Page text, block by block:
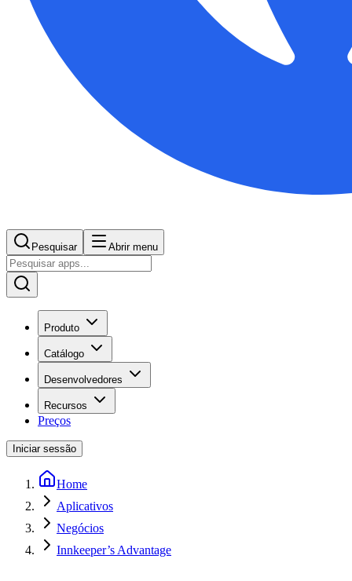
Pesquisar Abrir menu
Produto
Catálogo
Desenvolvedores
Recursos
Preços
Iniciar sessão
Home
Aplicativos
Negócios
Innkeeper’s Advantage